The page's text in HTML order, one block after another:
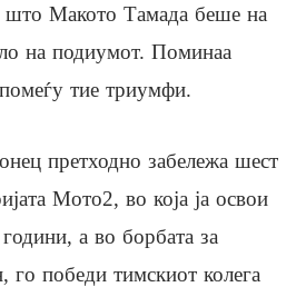
што Макото Тамада беше на
на подиумот. Поминаа
тие триумфи.
претходно забележа шест
Мото2, во која ја освои
а во борбата за
победи тимскиот колега